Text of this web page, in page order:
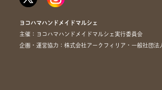
ヨコハマハンドメイドマルシェ
主催：ヨコハマハンドメイドマルシェ実行委員会
企画・運営協力：株式会社アークフィリア・一般社団